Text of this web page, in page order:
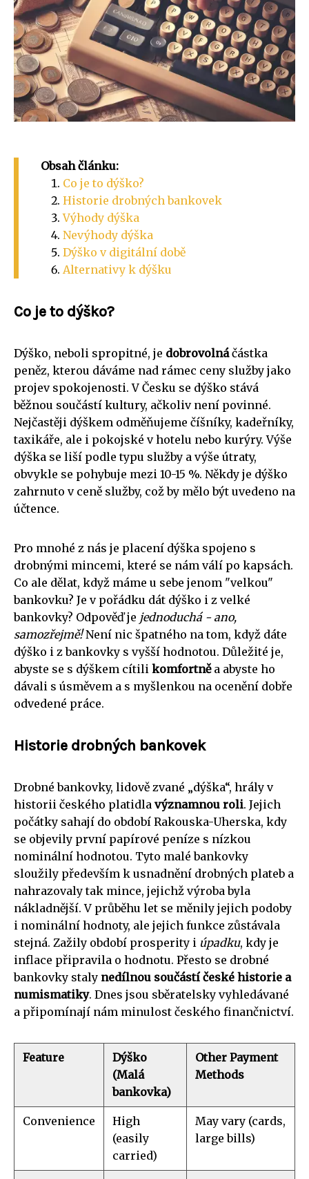
Obsah článku:
Co je to dýško?
Historie drobných bankovek
Výhody dýška
Nevýhody dýška
Dýško v digitální době
Alternativy k dýšku
Co je to dýško?
Dýško, neboli spropitné, je dobrovolnáčástka
peněz, kterou dáváme nad rámec ceny služby jako
projev spokojenosti. V Česku se dýško stává
běžnou součástí kultury, ačkoliv není povinné.
Nejčastěji dýškem odměňujeme číšníky, kadeřníky,
taxikáře, ale i pokojské v hotelu nebo kurýry. Výše
dýška se liší podle typu služby a výše útraty,
obvykle se pohybuje mezi 10-15 %. Někdy je dýško
zahrnuto v ceně služby, což by mělo být uvedeno na
účtence.
Pro mnohé z nás je placení dýška spojeno s
drobnými mincemi, které se nám válí po kapsách.
Co ale dělat, když máme u sebe jenom "velkou"
bankovku? Je v pořádku dát dýško i z velké
bankovky? Odpověď je jednoduchá - ano,
samozřejmě!Není nic špatného na tom, když dáte
dýško i z bankovky s vyšší hodnotou. Důležité je,
abyste se s dýškem cítili komfortněa abyste ho
dávali s úsměvem a s myšlenkou na ocenění dobře
odvedené práce.
Historie drobných bankovek
Drobné bankovky, lidově zvané „dýška“, hrály v
historii českého platidla významnou roli. Jejich
počátky sahají do období Rakouska-Uherska, kdy
se objevily první papírové peníze s nízkou
nominální hodnotou. Tyto malé bankovky
sloužily především k usnadnění drobných plateb a
nahrazovaly tak mince, jejichž výroba byla
nákladnější. V průběhu let se měnily jejich podoby
i nominální hodnoty, ale jejich funkce zůstávala
stejná. Zažily období prosperity i úpadku, kdy je
inflace připravila o hodnotu. Přesto se drobné
bankovky staly nedílnou součástí české historie a
numismatiky. Dnes jsou sběratelsky vyhledávané
a připomínají nám minulost českého finančnictví.
Feature
Dýško
(Malá
bankovka)
Other Payment
Methods
Convenience
High
(easily
carried)
May vary (cards,
large bills)